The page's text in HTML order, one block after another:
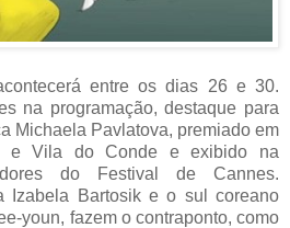
entre os dias 26 e 30.
na programação, destaque para
Michaela Pavlatova, premiado em
e Vila do Conde e exibido na
do Festival de Cannes.
Izabela Bartosik e o sul coreano
youn, fazem o contraponto, como